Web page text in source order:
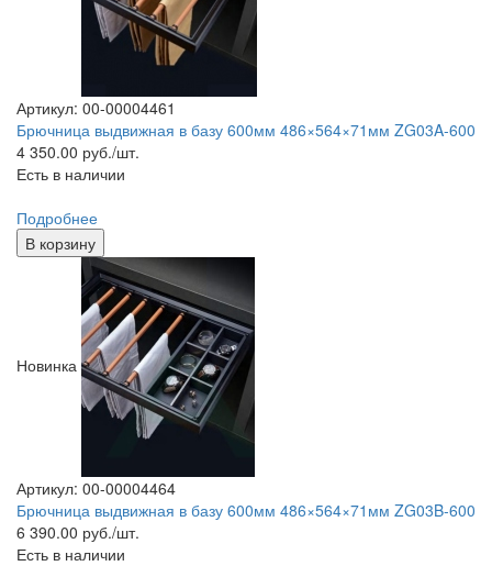
Артикул: 00-00004461
Брючница выдвижная в базу 600мм 486×564×71мм ZG03A-600
4 350.00 руб./шт.
Есть в наличии
Подробнее
В корзину
Новинка
Артикул: 00-00004464
Брючница выдвижная в базу 600мм 486×564×71мм ZG03B-600
6 390.00 руб./шт.
Есть в наличии